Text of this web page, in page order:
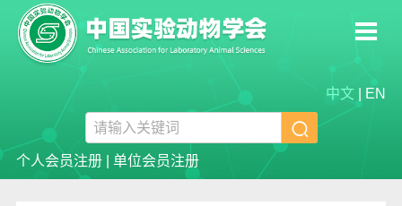
中文 EN

个人会员注册| 单位会员注册